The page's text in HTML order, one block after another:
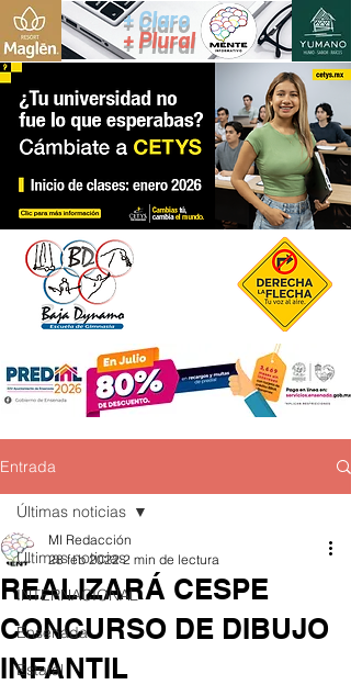
+ Claro
+ Plural
Entrada
Últimas noticias
INTERNACIONAL
Ensenada
Estatal
Últimas noticias
REALIZARÁ CESPE
CONCURSO DE DIBUJO
INFANTIL
MI Redacción
28 feb 2022 2 min de lectura